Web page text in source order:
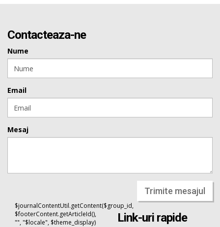
Contacteaza-ne
Nume
Email
Mesaj
Trimite mesajul
$journalContentUtil.getContent($group_id,
$footerContent.getArticleId(),
"", "$locale", $theme_display)
Link-uri rapide